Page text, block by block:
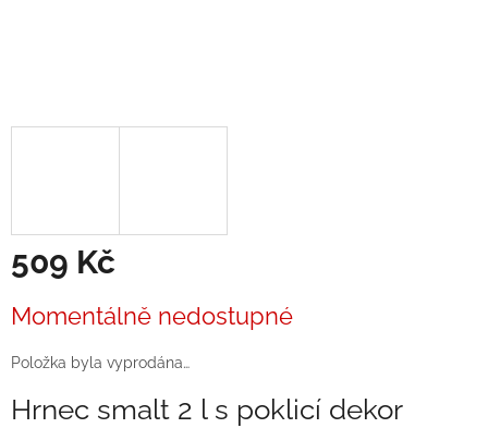
509 Kč
cena:
Momentálně nedostupné
Položka byla vyprodána…
Hrnec smalt 2 l s poklicí dekor